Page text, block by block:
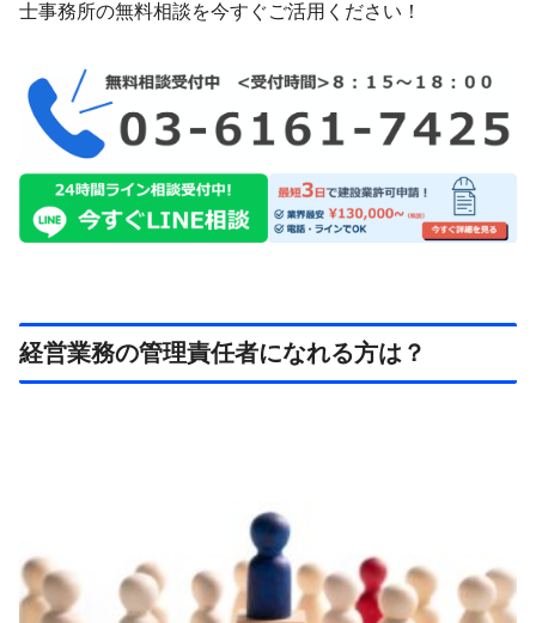
士事務所の無料相談を今すぐご活用ください！
経営業務の管理責任者になれる方は？